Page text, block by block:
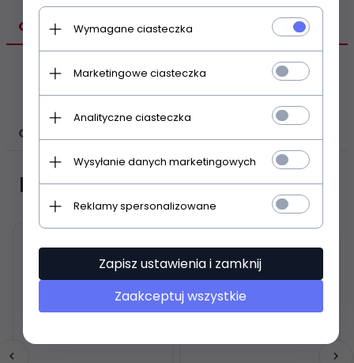
OPIS PRODUKTU
ZP 1018
OPINIE KLIENTÓW
Polecamy
Wymagane ciasteczka
Marketingowe ciasteczka
Analityczne ciasteczka
Wysyłanie danych marketingowych
Reklamy spersonalizowane
Zapisz ustawienia i zamknij
Zaakceptuj wszystkie